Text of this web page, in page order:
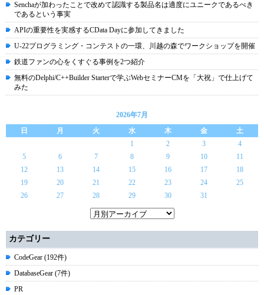
Senchaが加わったことで改めて認識する製品名は適度にユニークであるべき
であるという事実
APIの重要性を実感するCData Dayに参加してきました
U-22プログラミング・コンテストの一環、川越の森でワークショップを開催
鉄道ファンの心をくすぐる事例を2つ紹介
無料のDelphi/C++Builder Starterで学ぶWebセミナーCMを「大祝」で仕上げて
みた
2026年7月
日
月 火 水 木 金
土
1
2 3
4
5
6 7 8 9 10
11
12
13 14 15 16 17
18
19
20 21 22 23 24
25
26
27 28 29 30 31
カテゴリー
CodeGear (192件)
DatabaseGear (7件)
PR